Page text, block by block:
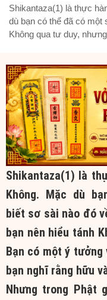
Shikantaza(1) là thực
dù bạn có thể đã có một
Không qua tư duy,
Nhưng trong Phật giáo,
Shikantaza(1) là
Không. Mặc dù
biết sơ sài nào đó
bạn nên hiểu tánh
Bạn có một ý
bạn nghĩ rằng hữu
Nhưng trong Phật